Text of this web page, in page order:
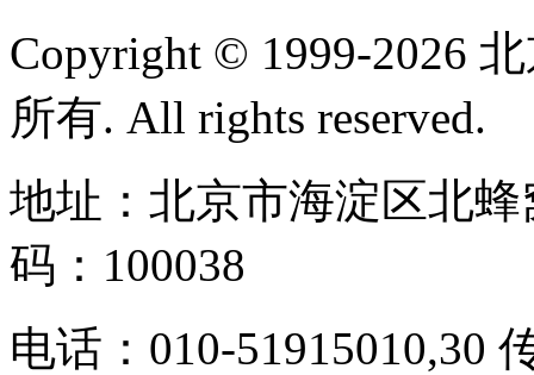
Copyright © 1999-2026
所有. All rights reserved.
地址：北京市海淀区北
码：100038
电话：010-51915010,30